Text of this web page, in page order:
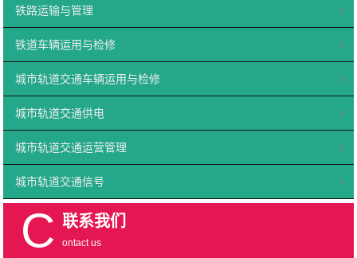
铁路运输与管理
铁道车辆运用与检修
城市轨道交通车辆运用与检修
城市轨道交通供电
城市轨道交通运营管理
城市轨道交通信号
C 联系我们
ontact us